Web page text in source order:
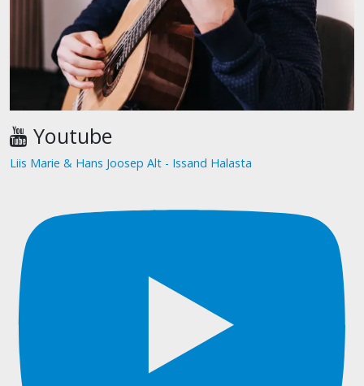
Youtube
Liis Marie & Hans Joosep Alt - Issand Halasta